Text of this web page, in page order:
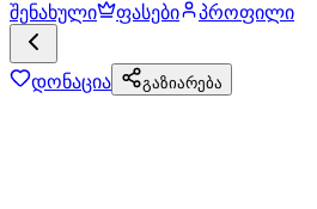
შენახული
ფასები პროფილი
დონაცია გაზიარება